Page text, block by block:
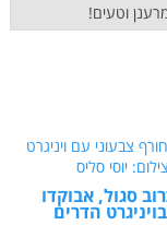
וטעים!
סגול, אבוקדו
הדרים